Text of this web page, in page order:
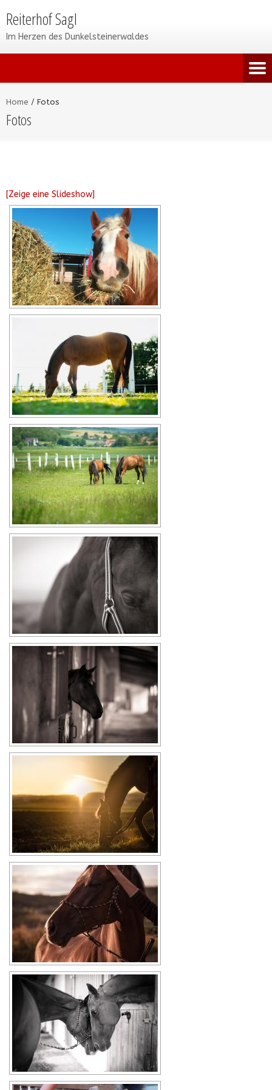
Reiterhof Sagl
Im Herzen des Dunkelsteinerwaldes
Home / Fotos
Fotos
[Zeige eine Slideshow]